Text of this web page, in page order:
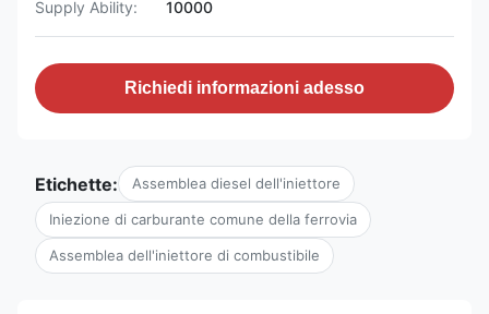
Supply Ability:
10000
Richiedi informazioni adesso
Etichette: Assemblea diesel dell'iniettore
Iniezione di carburante comune della ferrovia
Assemblea dell'iniettore di combustibile